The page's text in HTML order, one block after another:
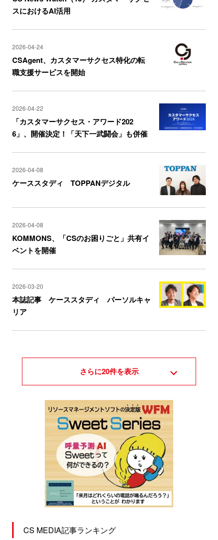
スにおけるAI活用
2026-04-24
CSAgent、カスタマーサクセス特化の転
職支援サービスを開始
2026-04-22
「カスタマーサクセス・アワード202
6」、開催決定！「天下一武闘会」も併催
2026-04-08
ケーススタディ TOPPANデジタル
2026-04-08
KOMMONS、「CSのお困りごと」共有イ
ベントを開催
2026-03-20
本誌記事 ケーススタディ パーソルキャ
リア
さらに20件を表示
CS MEDIA記事ランキング